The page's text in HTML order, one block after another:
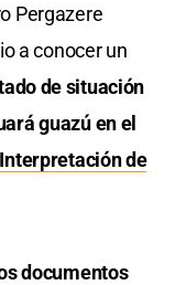
Pergazere
a conocer un
de situación
guazú en el
de
documentos